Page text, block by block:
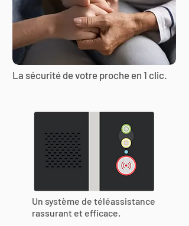
La sécurité de votre proche en 1 clic.
Un système de téléassistance
rassurant et efficace.